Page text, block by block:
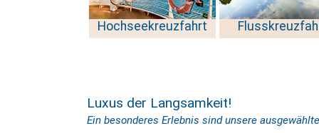
Hochseekreuzfahrt
Luxus der Langsamkeit!
Ein besonderes Erlebnis sind unsere